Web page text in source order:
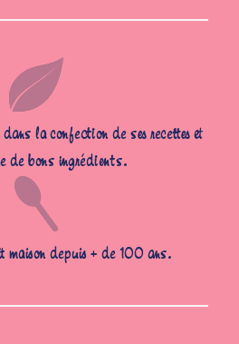
la confection de ses recettes et
de bons ingrédients.
depuis + de 100 ans.